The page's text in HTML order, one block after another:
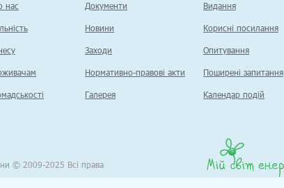
нас
Документи
Новини
Заходи
Нормативно-правові акти
Галерея
Видання
Корисні посилання
Опитування
Поширені запитання
Календар подій
© 2009-2025 Всі права